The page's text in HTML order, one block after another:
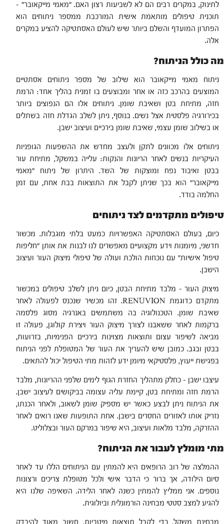
לתינוק, במקרים רבים הם לא לשביעות רצון האם. "מאמי מייקאובר" –
תוכנית טיפולים מותאמת אישית המורכבת ממספר ניתוחים הוא
הפתרון המועדף והשלם ביותר שיש לעולם האסתטיקה להציע במקרים
אלה.
מה כולל הניתוח?
ניתוח מאמי מייקאובר הוא שילוב של מספר ניתוחים אסתטיים
המוצעים בהרכב כזה או אחר ומבוצעים בו זמנית בהליך אחד: הרמת
חזה, מתיחת בטן ושאיבת שומן. ניתוחים אלו הם הנפוצים ביותר
בכירורגיה פלסטית אצל נשים. בנוסף, ניתן לשלב הגדלת חזה בשתלים
או בשילוב שומן עצמי, שאיבת שומן בירכיים ועיצוב ישבן.
ניתוחים אלו מכוונים לתקן ולעצב מחדש את ההשפעות הגופניות
העיקריות בנשים לאחר הריונות והנקות: עלייה במשקל, מתיחת עור
בבטן ואיבוד נפח ומוצקות של השד. היתרון של ניתוח "מאמי
מייקאובר" הוא בכך שניתן לקבל את התוצאות בבת אחת, עם זמן
החלמה בודד.
טיפולים מתקדמים לצד ניתוחים
כיום, בעולם האסתטיקה האפשרויות כמעט בלתי מוגבלות. מכשור
חדשני, מיומנות וידע מקצועיים מאפשרים לנו לבנות את אותן "חליפות
טיפול אישיות" עם נוכחות הולכת ועולה של טיפולי מיצוק העור ועיצוב
הישבן.
מיצוק העור – מלבד מתיחת הבטן, כיום ניתן לשלב טיפולים במכשור
מתקדם כדוגמת RENUVION. זהו מכשיר שנכנס לפעולה לאחר
שאיבת שומן. הטכנולוגיה בה משתמשים באנרגיה מסוג פלסמה
ברקמות לאחר ששאבנו לצורך מיצוק העור ויצירת קולוגן, פעולה זו
מביאה לשיפור עצום ותוצאות מצוינות בירכיים הפנימיות, בזרועות,
בבטן ובגב. כמובן שיש להעריך את העור של המטופלת לפני הניתוח
בפגישת ייעוץ, פלסטיקאי מיומן ידע לזהות מתי הטיפול יכול להתאים.
עיצבו ישבן – כחלק מתהליך החזרת הגוף לימים שלפני ההריונות, מלבד
הרמת חזה ומתיחת בטן, קיימת עליה עצומה בביקושים לעיצוב ישבן.
את הניתוח ניתן לבצע כאשר יש מספיק שומן לשאוב, ולאחר הכנתו,
נזריק אותו לאזורים החסרים בישבן. אחת התופעות שאנו רואים לאחר
ההזרקה, מלבד מלאות ועיצוב, היא שיפור במרקם העור ובצלוליט.
מתי מומלץ לעבור את הניתוח?
ההמלצה של רוב הרופאים היא להמתין עם הניתוחים הללו עד לאחר
סיום הילודה, אך ברור כי הדבר אישי ולכל מטופלת צריכים ורצונות
נוספים. אני ממליץ להמתין כשנה לאחר הלידה. השאיפה שלנו היא
להגיע למצב סטטי מבחינה הורמונלית וביולוגית.